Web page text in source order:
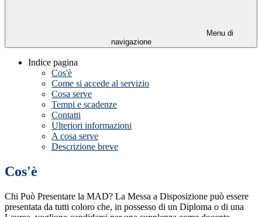
Menu di
navigazione
Indice pagina
Cos'è
Come si accede al servizio
Cosa serve
Tempi e scadenze
Contatti
Ulteriori informazioni
A cosa serve
Descrizione breve
Cos'è
Chi Può Presentare la MAD? La Messa a Disposizione può essere
presentata da tutti coloro che, in possesso di un Diploma o di una